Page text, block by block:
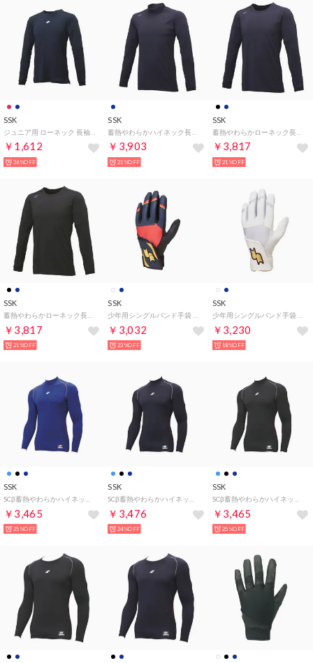
SSK
￥1,612
36%OFF
SSK
￥3,903
21%OFF
SSK
蓄熱やわらかローネック長袖ミドルフィットアンダー アンダーウェア （ネイビー）
￥3,817
21%OFF
SSK
蓄熱やわらかローネック長袖ミドルフィットアンダー アンダーウェア （ブラック）
￥3,817
21%OFF
SSK
少年用シングルバンド手袋 （両手) バッティング手袋 （ネイビー×レッド）
￥3,032
23%OFF
SSK
少年用シングルバンド手袋 （両手) バッティング手袋 （ホワイト×ホワイト）
￥3,230
18%OFF
SSK
￥3,465
25%OFF
SSK
￥3,476
24%OFF
SSK
￥3,465
25%OFF